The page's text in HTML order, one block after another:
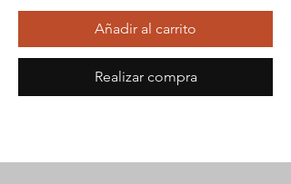
Añadir al carrito
Realizar compra